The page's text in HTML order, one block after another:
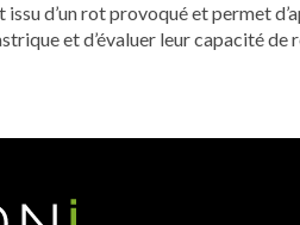
issu d’un rot provoqué et permet
et d’évaluer leur capacité de